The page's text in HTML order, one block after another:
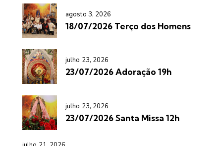
agosto 3, 2026
18/07/2026 Terço dos Homens
julho 23, 2026
23/07/2026 Adoração 19h
julho 23, 2026
23/07/2026 Santa Missa 12h